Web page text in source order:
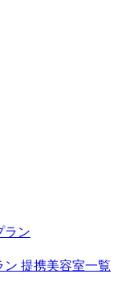
ラン
ン 提携美容室一覧